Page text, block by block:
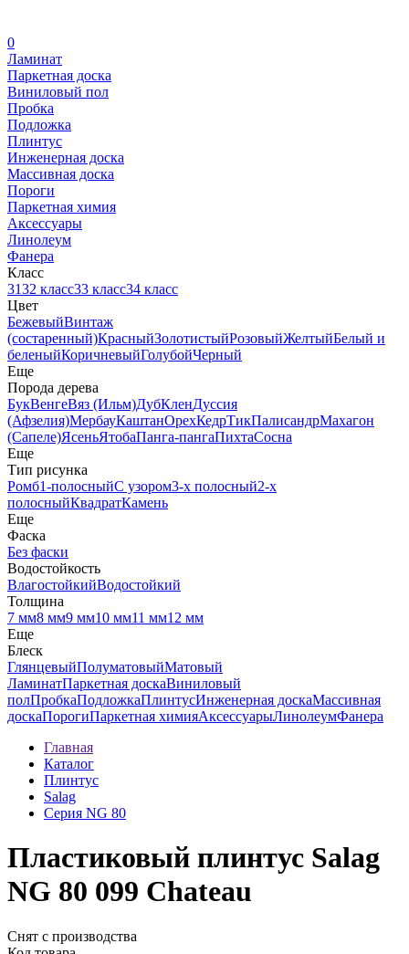
0
Ламинат
Паркетная доска
Виниловый пол
Пробка
Подложка
Плинтус
Инженерная доска
Массивная доска
Пороги
Паркетная химия
Аксессуары
Линолеум
Фанера
Класс
3132 класс33 класс34 класс
Цвет
БежевыйВинтаж
(состаренный)КрасныйЗолотистыйРозовыйЖелтыйБелый и
беленыйКоричневыйГолубойЧерный
Еще
Порода дерева
БукВенгеВяз (Ильм)ДубКленДуссия
(Афзелия)МербауКаштанОрехКедрТикПалисандрМахагон
(Сапеле)ЯсеньЯтобаПанга-пангаПихтаСосна
Еще
Тип рисунка
Ромб1-полосныйС узором3-х полосный2-х
полосныйКвадратКамень
Еще
Фаска
Без фаски
Водостойкость
ВлагостойкийВодостойкий
Толщина
7 мм8 мм9 мм10 мм11 мм12 мм
Еще
Блеск
ГлянцевыйПолуматовыйМатовый
ЛаминатПаркетная доскаВиниловый
полПробкаПодложкаПлинтусИнженерная доскаМассивная
доскаПорогиПаркетная химияАксессуарыЛинолеумФанера
Главная
Каталог
Плинтус
Salag
Серия NG 80
Пластиковый плинтус Salag
NG 80 099 Chateau
Снят с производства